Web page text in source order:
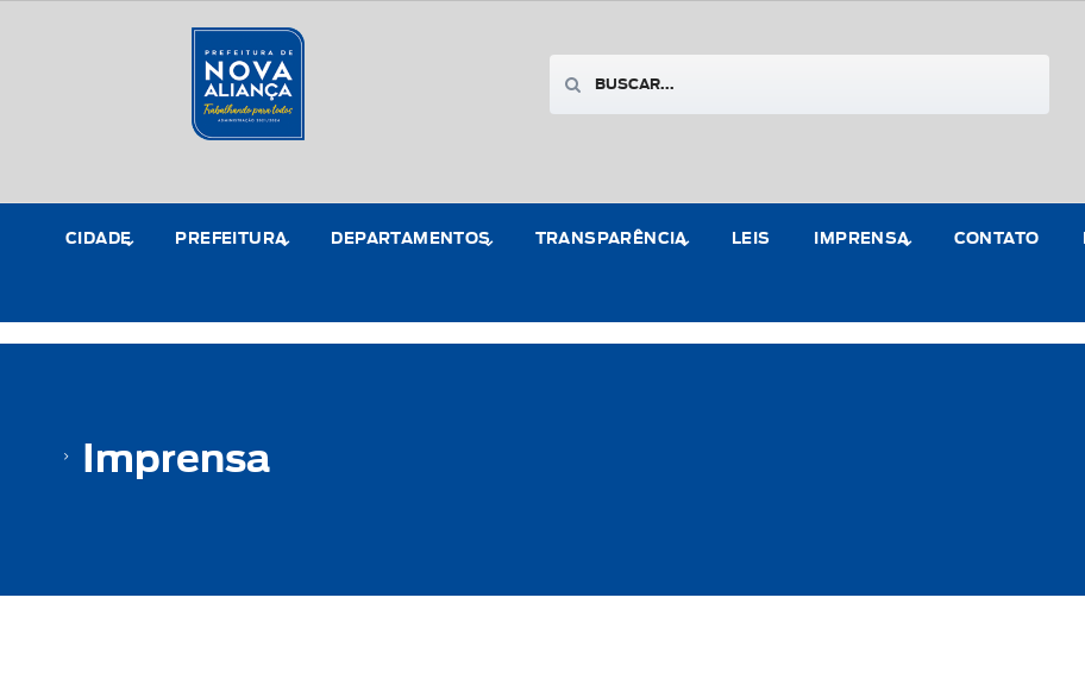
CIDADE PREFEITURA DEPARTAMENTOS TRANSPARÊNCIA LEIS IMPRENSA CONTATO
Imprensa